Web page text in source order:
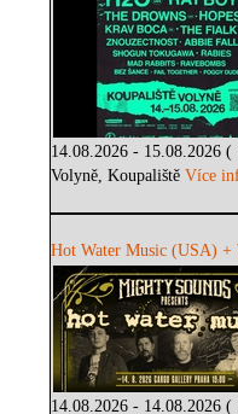
14.08.2026 - 15.08.2026 (
Volyně, KoupalištěVíce
Hot Water Music (USA) +
14.08.2026 - 14.08.2026 (